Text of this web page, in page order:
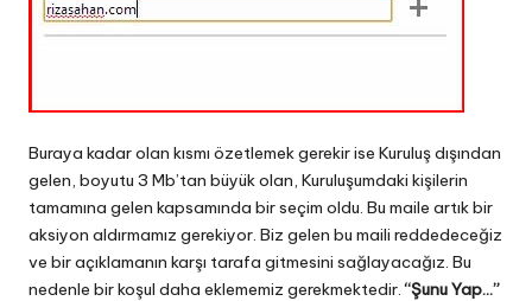
Buraya kadar olan kısmı özetlemek gerekir ise Kuruluş dışından
gelen, boyutu 3 Mb’tan büyük olan, Kuruluşumdaki kişilerin
tamamına gelen kapsamında bir seçim oldu. Bu maile artık bir
aksiyon aldırmamız gerekiyor. Biz gelen bu maili reddedeceğiz
ve bir açıklamanın karşı tarafa gitmesini sağlayacağız. Bu
nedenle bir koşul daha eklememiz gerekmektedir.“Şunu Yap…”